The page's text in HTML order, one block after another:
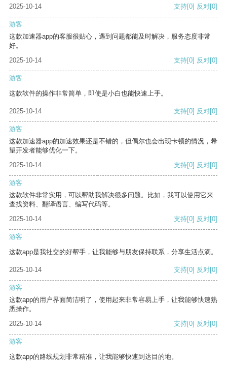
2025-10-14 支持[0] 反对[0]
游客
这款加速器app的客服很贴心，遇到问题都能及时解决，服务态度非常
好。
2025-10-14
支持[0] 反对[0]
游客
这款软件的操作非常简单，即使是小白也能快速上手。
2025-10-14 支持[0] 反对[0]
游客
这款加速器app的加速效果还是不错的，但偶尔也会出现卡顿的情况，希
望开发者能够优化一下。
2025-10-14
支持[0] 反对[0]
游客
这款软件非常实用，可以帮助我解决很多问题。比如，我可以使用它来
查找资料、翻译语言、编写代码等。
2025-10-14
支持[0] 反对[0]
游客
这款app是我社交的好帮手，让我能够与朋友保持联系，分享生活点滴。
2025-10-14 支持[0] 反对[0]
游客
这款app的用户界面简洁明了，使用起来非常容易上手，让我能够快速熟
悉操作。
2025-10-14
支持[0] 反对[0]
游客
这款app的路线规划非常精准，让我能够快速到达目的地。